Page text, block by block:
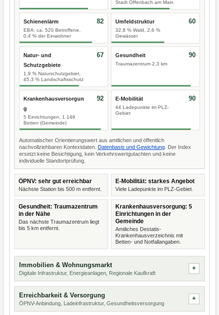
Stadt Offenbach am Main
Schienenlärm
EBA: ca. 520 Betroffene,
0,4 % der Einwohner
82 Umfeldstruktur
32,8 % Wald, 2,6 %
Gewässer
60
Natur- und
Schutzgebiete
1,9 % Naturschutzgebiet,
45,3 % Landschaftsschutz
67 Gesundheit
Traumazentrum 2,3 km
90
Krankenhausversorgun
g
5 Einrichtungen, 1.149
Betten (Gemeinde)
92 E-Mobilität
44 Ladepunkte im PLZ-
Gebiet
90
Automatischer Orientierungswert aus amtlichen und öffentlich
nachvollziehbaren Kontextdaten. Datenbasis und Gewichtung . Der Index
ersetzt keine Besichtigung, kein Verkehrswertgutachten und keine
individuelle Standortprüfung.
ÖPNV: sehr gut erreichbar
Nächste Station bis 500 m entfernt.
E-Mobilität: starkes Angebot
Viele Ladepunkte im PLZ-Gebiet.
Gesundheit: Traumazentrum
in der Nähe
Das nächste Traumazentrum liegt
bis 5 km entfernt.
Krankenhausversorgung: 5
Einrichtungen in der
Gemeinde
Amtliches Destatis-
Krankenhausverzeichnis mit
Betten- und Notfallangaben.
Immobilien & Wohnungsmarkt
Digitale Infrastruktur, Energieanlagen, Regionale Kaufkraft
Erreichbarkeit & Versorgung
ÖPNV-Anbindung, Ladeinfrastruktur, Gesundheitsversorgung